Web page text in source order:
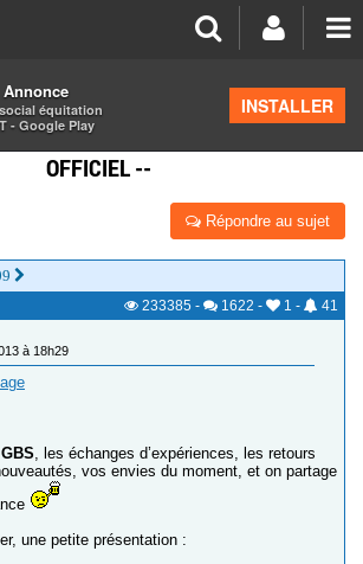
équitation
- Google Play
INSTALLER
CSO CROSS DRESSAGE -- POST
OFFICIEL --
Répondre au sujet
233385 - 1622 - 1 -
41
à 18h29
GBS, les échanges d’expériences, les retours
vos envies du moment, et on partage
une petite présentation :